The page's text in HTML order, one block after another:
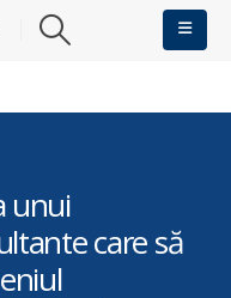
unui
care să